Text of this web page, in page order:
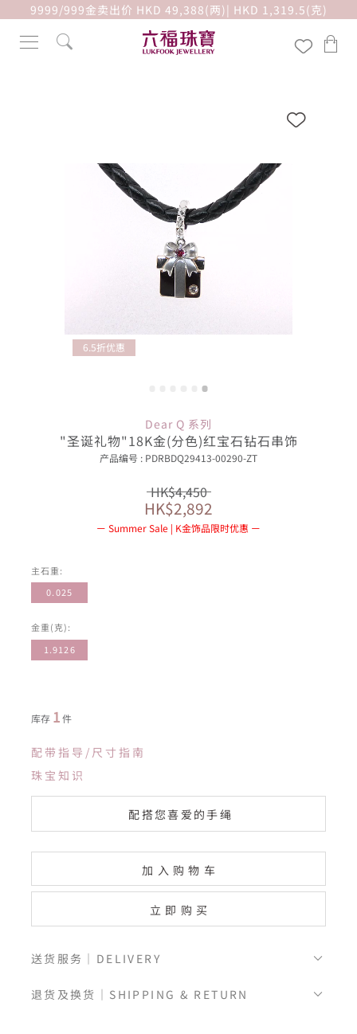
9999/999金卖出价 HKD 49,388(两)| HKD 1,319.5(克)
6.5折优惠
Dear Q 系列
"圣诞礼物"18K金(分色)红宝石钻石串饰
产品编号 : PDRBDQ29413-00290-ZT
HK$4,450
HK$2,892
Summer Sale | K金饰品限时优惠
主石重:
0.025
金重(克):
1.9126
库存 1件
配带指导/尺寸指南
珠宝知识
配搭您喜爱的手绳
加入购物车
立即购买
送货服务｜DELIVERY
退货及换货｜SHIPPING & RETURN